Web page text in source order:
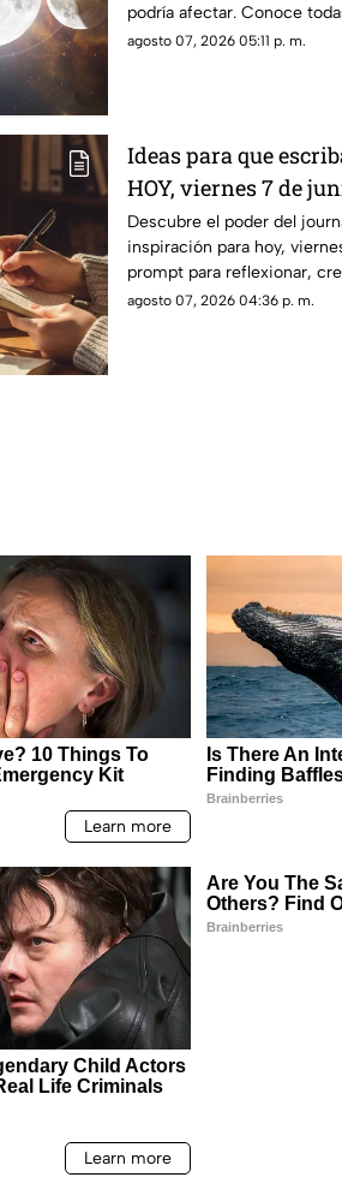
podría afectar. Conoce
agosto 07, 2026 05:11 p. m.
Ideas para que
HOY, viernes 7 de
este journal prompt
lleno de gratitud
Descubre el poder del
inspiración para hoy,
prompt para reflexionar,
mismo.
agosto 07, 2026 04:36 p. m.